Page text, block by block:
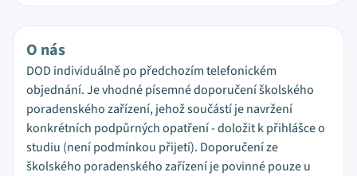
O nás
DOD individuálně po předchozím telefonickém
objednání. Je vhodné písemné doporučení školského
poradenského zařízení, jehož součástí je navržení
konkrétních podpůrných opatření - doložit k přihlášce o
studiu (není podmínkou přijetí). Doporučení ze
školského poradenského zařízení je povinné pouze u